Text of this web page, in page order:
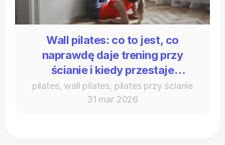
Wall pilates: co to jest, co
naprawdę daje trening przy
ścianie i kiedy przestaje
wystarczać
pilates, wall pilates, pilates przy ścianie
31 mar 2026